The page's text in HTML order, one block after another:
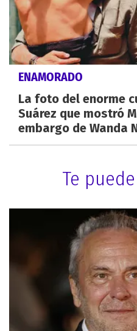
ENAMORADO
La foto del enorme
Suárez que mostró
embargo de Wanda
Te